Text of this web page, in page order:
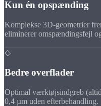
Kun én opspænding
Komplekse 3D-geometrier
eliminerer omspændingsfejl
◇
Bedre overflader
Optimal værktøjsindgreb
0,4 µm uden efterbehandling.